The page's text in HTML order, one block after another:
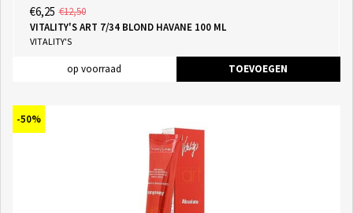
€6,25 €12,50
VITALITY'S ART 7/34 BLOND HAVANE 100 ML
VITALITY'S
op voorraad TOEVOEGEN
-50%